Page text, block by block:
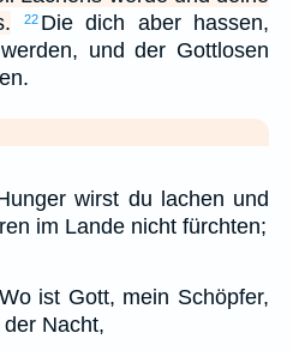
22 Die dich aber hassen,
und der Gottlosen
wirst du lachen und
im Lande nicht fürchten;
ist Gott, mein Schöpfer,
Nacht,